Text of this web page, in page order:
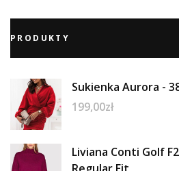
PRODUKTY
Sukienka Aurora -
199,00zł
Liviana Conti Golf